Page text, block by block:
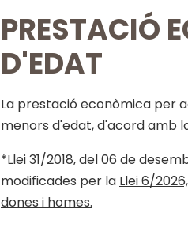
PRESTACIÓ
D'EDAT
La prestació econòmica per
menors d'edat, d'acord amb
*Llei 31/2018, del 06 de
modificades per la Llei 6/
dones i homes.